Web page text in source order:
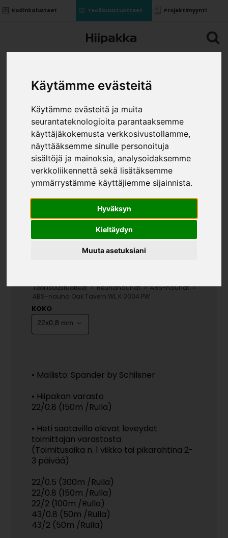
Käytämme evästeitä
Käytämme evästeitä ja muita
seurantateknologioita parantaaksemme
käyttäjäkokemusta verkkosivustollamme,
näyttääksemme sinulle personoituja
sisältöjä ja mainoksia, analysoidaksemme
verkkoliikennettä sekä lisätäksemme
ymmärrystämme käyttäjiemme sijainnista.
Hyväksyn
Kieltäydyn
Muuta asetuksiani
Kodinkalusteet Teollisuustuotteet Projektimyynti
Teollisuustuotteet»Reunanauhat»ABS-nauhat»
ABS-nauha Oak Tavern WL K 0004 PW
KOKO
• Mallisto: Spander by Schilsner
• Hiipakan varasto
22/0.8 (150m /Rulla)
• Heti saatavilla olevat leveydet
toimittajan varastosta
(Toimitusaika n. 1 viikko tai pikarahtina 2-
3 päivää)
22/0.5 (300m /Rulla)
22/0.8 (150m /Rulla)
22/2 (100m /Rulla)
43/0.8 (50m /Rulla)
43/2 (50m /Rulla)